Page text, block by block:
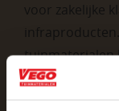
voor zakelijke
tuinmaterialen
aan producten
zakelijke